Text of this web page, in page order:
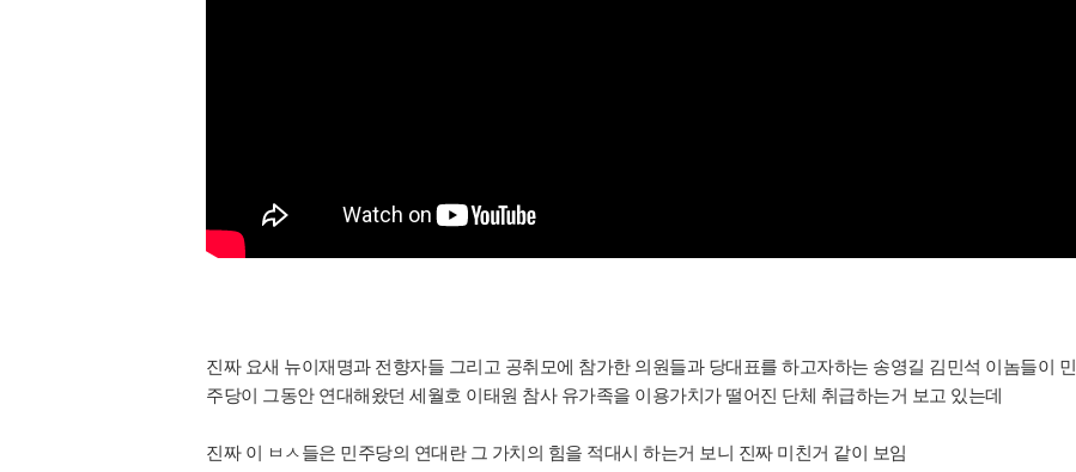
진짜 요새 뉴이재명과 전향자들 그리고 공취모에 참가한 의원들과 당대표를 하고자하는 송영길 김민석 이놈들이 민
주당이 그동안 연대해왔던 세월호 이태원 참사 유가족을 이용가치가 떨어진 단체 취급하는거 보고 있는데
진짜 이 ㅂㅅ들은 민주당의 연대란 그 가치의 힘을 적대시 하는거 보니 진짜 미친거 같이 보임